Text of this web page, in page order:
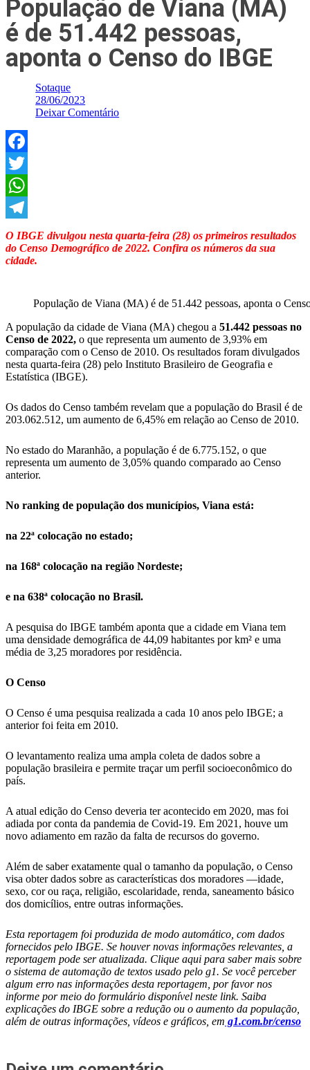
População de Viana (MA)
é de 51.442 pessoas,
aponta o Censo do IBGE
Sotaque
28/06/2023
Deixar Comentário
Facebook
Twitter
WhatsApp
Telegram
O IBGE divulgou nesta quarta-feira (28) os primeiros resultados
do Censo Demográfico de 2022. Confira os números da sua
cidade.
População de Viana (MA) é de 51.442 pessoas, aponta o
A população da cidade de Viana (MA) chegou a 51.442 pessoas no
Censo de 2022, o que representa um aumento de 3,93% em
comparação com o Censo de 2010. Os resultados foram divulgados
nesta quarta-feira (28) pelo Instituto Brasileiro de Geografia e
Estatística (IBGE).
Os dados do Censo também revelam que a população do Brasil é de
203.062.512, um aumento de 6,45% em relação ao Censo de 2010.
No estado do Maranhão, a população é de 6.775.152, o que
representa um aumento de 3,05% quando comparado ao Censo
anterior.
No ranking de população dos municípios, Viana está:
na 22ª colocação no estado;
na 168ª colocação na região Nordeste;
e na 638ª colocação no Brasil.
A pesquisa do IBGE também aponta que a cidade em Viana tem
uma densidade demográfica de 44,09 habitantes por km² e uma
média de 3,25 moradores por residência.
O Censo
O Censo é uma pesquisa realizada a cada 10 anos pelo IBGE; a
anterior foi feita em 2010.
O levantamento realiza uma ampla coleta de dados sobre a
população brasileira e permite traçar um perfil socioeconômico do
país.
A atual edição do Censo deveria ter acontecido em 2020, mas foi
adiada por conta da pandemia de Covid-19. Em 2021, houve um
novo adiamento em razão da falta de recursos do governo.
Além de saber exatamente qual o tamanho da população, o Censo
visa obter dados sobre as características dos moradores —idade,
sexo, cor ou raça, religião, escolaridade, renda, saneamento básico
dos domicílios, entre outras informações.
Esta reportagem foi produzida de modo automático, com dados
fornecidos pelo IBGE. Se houver novas informações relevantes, a
reportagem pode ser atualizada. Clique aqui para saber mais sobre
o sistema de automação de textos usado pelo g1. Se você perceber
algum erro nas informações desta reportagem, por favor nos
informe por meio do formulário disponível neste link. Saiba
explicações do IBGE sobre a redução ou o aumento da população,
além de outras informações, vídeos e gráficos, em g1.com.br/censo